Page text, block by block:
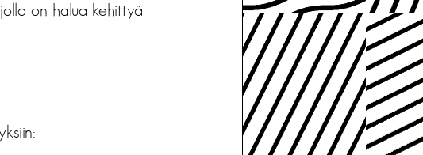
on halua kehittyä